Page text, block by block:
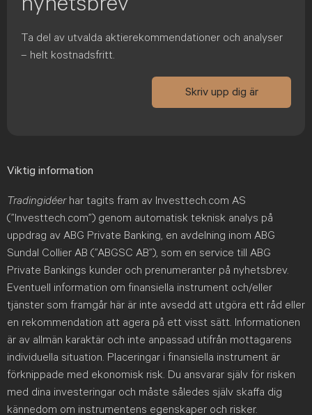
Ta del av utvalda aktierekommendationer och analyser
– helt kostnadsfritt.
Skriv upp dig är
Viktig information
Tradingidéer har tagits fram av Investtech.com AS
(”Investtech.com”) genom automatisk teknisk analys på
uppdrag av ABG Private Banking, en avdelning inom ABG
Sundal Collier AB (”ABGSC AB”), som en service till ABG
Private Bankings kunder och prenumeranter på nyhetsbrev.
Eventuell information om finansiella instrument och/eller
tjänster som framgår här är inte avsedd att utgöra ett råd eller
en rekommendation att agera på ett visst sätt. Informationen
är av allmän karaktär och inte anpassad utifrån mottagarens
individuella situation. Placeringar i finansiella instrument är
förknippade med ekonomisk risk. Du ansvarar själv för risken
med dina investeringar och måste således själv skaffa dig
kännedom om instrumentens egenskaper och risker.